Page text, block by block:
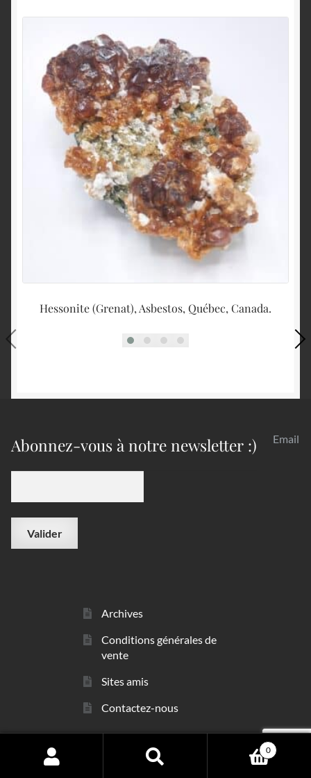
Hessonite (Grenat), Asbestos, Québec, Canada.
Abonnez-vous à notre newsletter :) Email
Archives
Conditions générales de
vente
Sites amis
Contactez-nous
© sarl Les Minéraux 2006 - 2026
Search
0